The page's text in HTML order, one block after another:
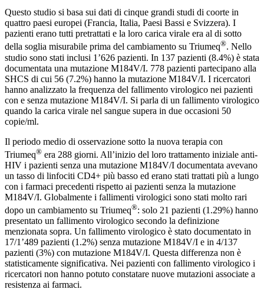
Questo studio si basa sui dati di cinque grandi studi di coorte in
quattro paesi europei (Francia, Italia, Paesi Bassi e Svizzera). I
pazienti erano tutti pretrattati e la loro carica virale era al di sotto
della soglia misurabile prima del cambiamento su Triumeq®. Nello
studio sono stati inclusi 1’626 pazienti. In 137 pazienti (8.4%) è stata
documentata una mutazione M184V/I. 778 pazienti partecipano alla
SHCS di cui 56 (7.2%) hanno la mutazione M184V/I. I ricercatori
hanno analizzato la frequenza del fallimento virologico nei pazienti
con e senza mutazione M184V/I. Si parla di un fallimento virologico
quando la carica virale nel sangue supera in due occasioni 50
copie/ml.
Il periodo medio di osservazione sotto la nuova terapia con
Triumeq® era 288 giorni. All’inizio del loro trattamento iniziale anti-
HIV i pazienti senza una mutazione M184V/I documentata avevano
un tasso di linfociti CD4+ più basso ed erano stati trattati più a lungo
con i farmaci precedenti rispetto ai pazienti senza la mutazione
M184V/I. Globalmente i fallimenti virologici sono stati molto rari
dopo un cambiamento su Triumeq®: solo 21 pazienti (1.29%) hanno
presentato un fallimento virologico secondo la definizione
menzionata sopra. Un fallimento virologico è stato documentato in
17/1’489 pazienti (1.2%) senza mutazione M184V/I e in 4/137
pazienti (3%) con mutazione M184V/I. Questa differenza non è
statisticamente significativa. Nei pazienti con fallimento virologico i
ricercatori non hanno potuto constatare nuove mutazioni associate a
resistenza ai farmaci.